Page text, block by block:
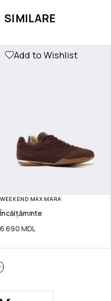
Add to Wishlist
WEEKEND MAX MARA
Încălțăminte
6 690 MDL